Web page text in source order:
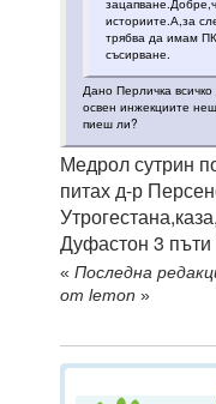
историите.А,за
трябва да имам
съсирване.
Дано Перличка
освен инжекциите
пиеш ли?
Медрол сутрин
питах д-р
Дуфастон 3 пъти
« Последна
от lemon »